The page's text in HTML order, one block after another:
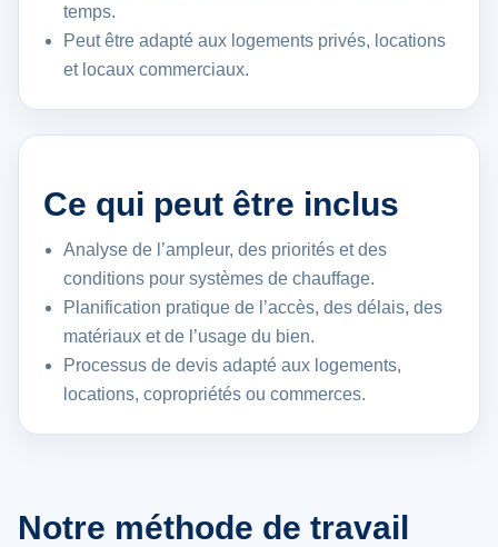
temps.
Peut être adapté aux logements privés, locations
et locaux commerciaux.
Ce qui peut être inclus
Analyse de l’ampleur, des priorités et des
conditions pour systèmes de chauffage.
Planification pratique de l’accès, des délais, des
matériaux et de l’usage du bien.
Processus de devis adapté aux logements,
locations, copropriétés ou commerces.
Notre méthode de travail